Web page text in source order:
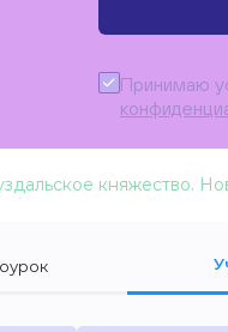
Принимаю
княжество.